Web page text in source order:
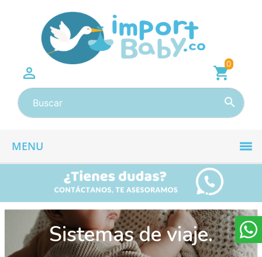

 shopping_cart
0
MENU
Sistemas de viaje.